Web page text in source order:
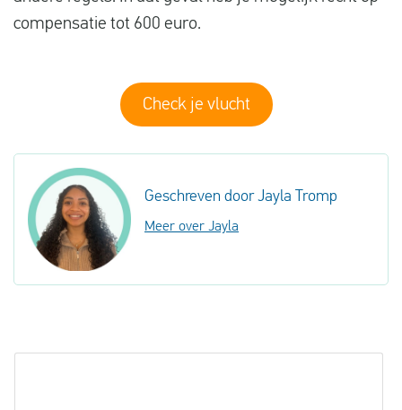
compensatie tot 600 euro.
Check je vlucht
Geschreven door Jayla Tromp
Meer over Jayla